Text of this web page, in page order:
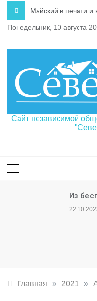
содержимому
Майский в печати и
Понедельник, 10 августа
Сайт независимой
Из
Главная » 2021 »